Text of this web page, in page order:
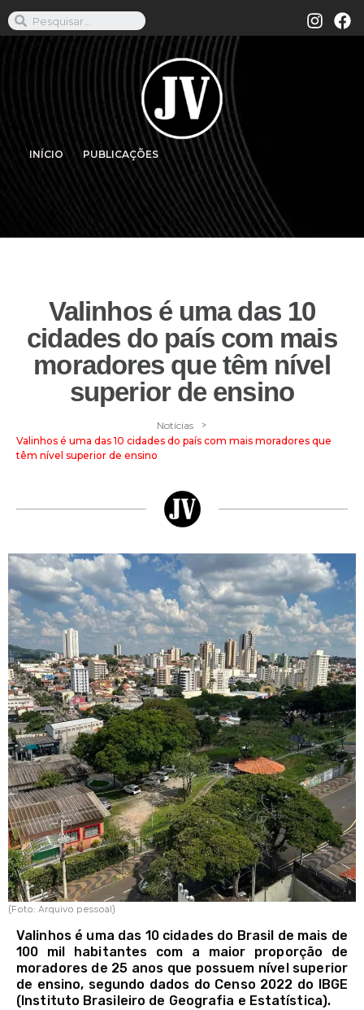
INÍCIO PUBLICAÇÕES
Valinhos é uma das 10
cidades do país com mais
moradores que têm nível
superior de ensino
Notícias >
Valinhos é uma das 10 cidades do país com mais moradores que
têm nível superior de ensino
(Foto: Arquivo pessoal)
Valinhos é uma das 10 cidades do Brasil de mais de
100 mil habitantes com a maior proporção de
moradores de 25 anos que possuem nível superior
de ensino, segundo dados do Censo 2022 do IBGE
(Instituto Brasileiro de Geografia e Estatística).